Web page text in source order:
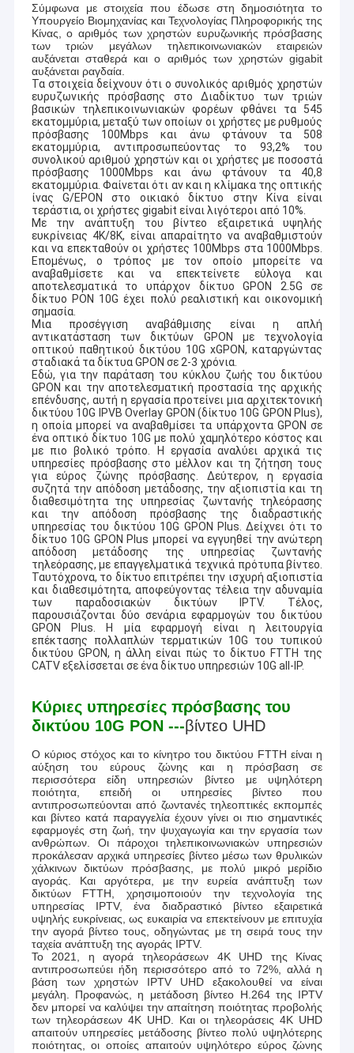
Σπίτι
Προϊόντα
Περίπου εμείς
Σύμφωνα με στοιχεία που έδωσε στη δημοσιότητα το
Υπουργείο Βιομηχανίας και Τεχνολογίας Πληροφορικής της
Κίνας, ο αριθμός των χρηστών ευρυζωνικής πρόσβασης
των τριών μεγάλων τηλεπικοινωνιακών εταιρειών
αυξάνεται σταθερά και ο αριθμός των χρηστών gigabit
αυξάνεται ραγδαία.
Τα στοιχεία δείχνουν ότι ο συνολικός αριθμός χρηστών
ευρυζωνικής πρόσβασης στο Διαδίκτυο των τριών
βασικών τηλεπικοινωνιακών φορέων φθάνει τα 545
εκατομμύρια, μεταξύ των οποίων οι χρήστες με ρυθμούς
πρόσβασης 100Mbps και άνω φτάνουν τα 508
εκατομμύρια, αντιπροσωπεύοντας το 93,2% του
συνολικού αριθμού χρηστών και οι χρήστες με ποσοστά
πρόσβασης 1000Mbps και άνω φτάνουν τα 40,8
εκατομμύρια. Φαίνεται ότι αν και η κλίμακα της οπτικής
ίνας G/EPON στο οικιακό δίκτυο στην Κίνα είναι
τεράστια, οι χρήστες gigabit είναι λιγότεροι από 10%.
Με την ανάπτυξη του βίντεο εξαιρετικά υψηλής
ευκρίνειας 4K/8K, είναι απαραίτητο να αναβαθμιστούν
και να επεκταθούν οι χρήστες 100Mbps στα 1000Mbps.
Επομένως, ο τρόπος με τον οποίο μπορείτε να
αναβαθμίσετε και να επεκτείνετε εύλογα και
αποτελεσματικά το υπάρχον δίκτυο GPON 2.5G σε
δίκτυο PON 10G έχει πολύ ρεαλιστική και οικονομική
σημασία.
Μια προσέγγιση αναβάθμισης είναι η απλή
αντικατάσταση των δικτύων GPON με τεχνολογία
οπτικού παθητικού δικτύου 10G xGPON, καταργώντας
σταδιακά τα δίκτυα GPON σε 2-3 χρόνια.
Εδώ, για την παράταση του κύκλου ζωής του δικτύου
GPON και την αποτελεσματική προστασία της αρχικής
επένδυσης, αυτή η εργασία προτείνει μια αρχιτεκτονική
δικτύου 10G IPVB Overlay GPON (δίκτυο 10G GPON Plus),
η οποία μπορεί να αναβαθμίσει τα υπάρχοντα GPON σε
ένα οπτικό δίκτυο 10G με πολύ χαμηλότερο κόστος και
με πιο βολικό τρόπο. Η εργασία αναλύει αρχικά τις
υπηρεσίες πρόσβασης στο μέλλον και τη ζήτηση τους
για εύρος ζώνης πρόσβασης. Δεύτερον, η εργασία
συζητά την απόδοση μετάδοσης, την αξιοπιστία και τη
διαθεσιμότητα της υπηρεσίας ζωντανής τηλεόρασης
και την απόδοση πρόσβασης της διαδραστικής
υπηρεσίας του δικτύου 10G GPON Plus. Δείχνει ότι το
δίκτυο 10G GPON Plus μπορεί να εγγυηθεί την ανώτερη
απόδοση μετάδοσης της υπηρεσίας ζωντανής
τηλεόρασης, με επαγγελματικά τεχνικά πρότυπα βίντεο.
Ταυτόχρονα, το δίκτυο επιτρέπει την ισχυρή αξιοπιστία
και διαθεσιμότητα, αποφεύγοντας τέλεια την αδυναμία
των παραδοσιακών δικτύων IPTV. Τέλος,
παρουσιάζονται δύο σενάρια εφαρμογών του δικτύου
GPON Plus. Η μία εφαρμογή είναι η λειτουργία
επέκτασης πολλαπλών τερματικών 10G του τυπικού
δικτύου GPON, η άλλη είναι πώς το δίκτυο FTTH της
CATV εξελίσσεται σε ένα δίκτυο υπηρεσιών 10G all-IP.
Κύριες υπηρεσίες πρόσβασης του
δικτύου 10G PON ---βίντεο UHD
Ο κύριος στόχος και το κίνητρο του δικτύου FTTH είναι η
αύξηση του εύρους ζώνης και η πρόσβαση σε
περισσότερα είδη υπηρεσιών βίντεο με υψηλότερη
ποιότητα, επειδή οι υπηρεσίες βίντεο που
αντιπροσωπεύονται από ζωντανές τηλεοπτικές εκπομπές
και βίντεο κατά παραγγελία έχουν γίνει οι πιο σημαντικές
εφαρμογές στη ζωή, την ψυχαγωγία και την εργασία των
ανθρώπων. Οι πάροχοι τηλεπικοινωνιακών υπηρεσιών
προκάλεσαν αρχικά υπηρεσίες βίντεο μέσω των θρυλικών
χάλκινων δικτύων πρόσβασης, με πολύ μικρό μερίδιο
αγοράς. Και αργότερα, με την ευρεία ανάπτυξη των
δικτύων FTTH, χρησιμοποιούν την τεχνολογία της
υπηρεσίας IPTV, ένα διαδραστικό βίντεο εξαιρετικά
υψηλής ευκρίνειας, ως ευκαιρία να επεκτείνουν με επιτυχία
την αγορά βίντεο τους, οδηγώντας με τη σειρά τους την
ταχεία ανάπτυξη της αγοράς IPTV.
Το 2021, η αγορά τηλεοράσεων 4K UHD της Κίνας
αντιπροσωπεύει ήδη περισσότερο από το 72%, αλλά η
βάση των χρηστών IPTV UHD εξακολουθεί να είναι
μεγάλη. Προφανώς, η μετάδοση βίντεο H.264 της IPTV
δεν μπορεί να καλύψει την απαίτηση ποιότητας προβολής
των τηλεοράσεων 4K UHD. Και οι τηλεοράσεις 4K UHD
απαιτούν υπηρεσίες μετάδοσης βίντεο πολύ υψηλότερης
ποιότητας, οι οποίες απαιτούν υψηλότερο εύρος ζώνης
Η Shanghai Yogel Communication Equipment Co., Ltd. είναι μια
επαγγελματική εταιρεία που ασχολείται με προϊόντα
παθητικού οπτικού δικτύου (PON), συσκευές σύντηξης ινών
και αξεσουάρ και εργαλεία δοκιμών και συντήρησης οπτικών
ινών.